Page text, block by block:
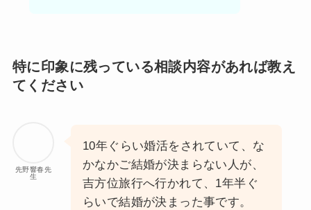
特に印象に残っている相談内容があれば教え
てください
先野響春先
生
10年ぐらい婚活をされていて、な
かなかご結婚が決まらない人が、
吉方位旅行へ行かれて、1年半ぐ
らいで結婚が決まった事です。